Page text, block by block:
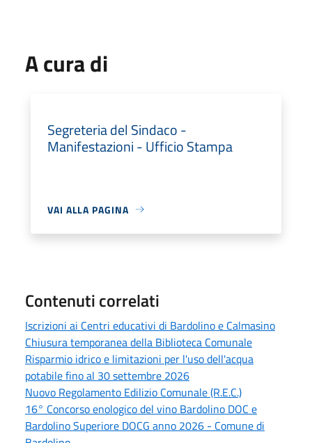
A cura di
Segreteria del Sindaco -
Manifestazioni - Ufficio Stampa
VAI ALLA PAGINA
Contenuti correlati
Iscrizioni ai Centri educativi di Bardolino e Calmasino
Chiusura temporanea della Biblioteca Comunale
Risparmio idrico e limitazioni per l'uso dell'acqua
potabile fino al 30 settembre 2026
Nuovo Regolamento Edilizio Comunale (R.E.C.)
16° Concorso enologico del vino Bardolino DOC e
Bardolino Superiore DOCG anno 2026 - Comune di